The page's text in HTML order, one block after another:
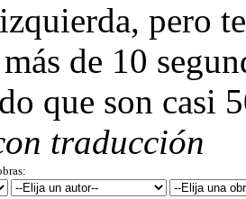
pero
de 10
que son casi
traducción